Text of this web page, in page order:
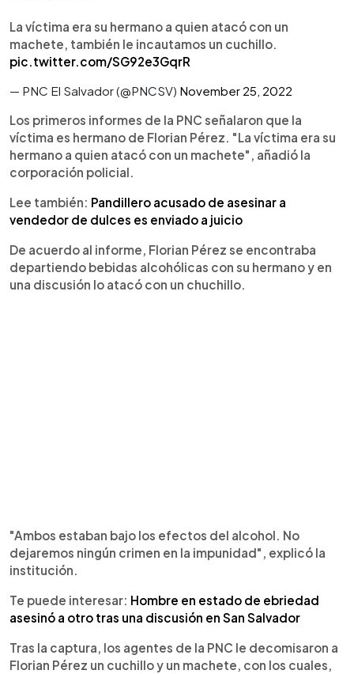
La víctima era su hermano a quien atacó con un
machete, también le incautamos un cuchillo.
pic.twitter.com/SG92e3GqrR
— PNC El Salvador (@PNCSV) November 25, 2022
Los primeros informes de la PNC señalaron que la
víctima es hermano de Florian Pérez. "La víctima era su
hermano a quien atacó con un machete", añadió la
corporación policial.
Lee también: Pandillero acusado de asesinar a
vendedor de dulces es enviado a juicio
De acuerdo al informe, Florian Pérez se encontraba
departiendo bebidas alcohólicas con su hermano y en
una discusión lo atacó con un chuchillo.
"Ambos estaban bajo los efectos del alcohol. No
dejaremos ningún crimen en la impunidad", explicó la
institución.
Te puede interesar: Hombre en estado de ebriedad
asesinó a otro tras una discusión en San Salvador
Tras la captura, los agentes de la PNC le decomisaron a
Florian Pérez un cuchillo y un machete, con los cuales,